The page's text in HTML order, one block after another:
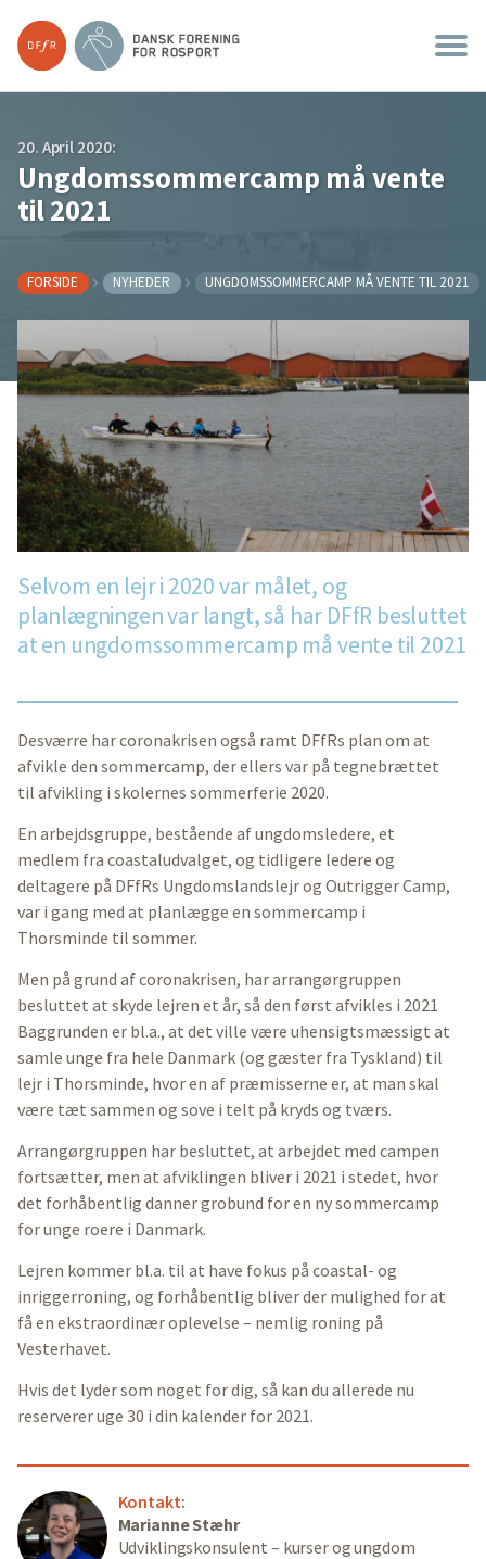
20. April 2020:
Ungdomssommercamp må vente
til 2021
FORSIDE NYHEDER UNGDOMSSOMMERCAMP MÅ VENTE TIL 2021
Selvom en lejr i 2020 var målet, og
planlægningen var langt, så har DFfR besluttet
at en ungdomssommercamp må vente til 2021
Desværre har coronakrisen også ramt DFfRs plan om at
afvikle den sommercamp, der ellers var på tegnebrættet
til afvikling i skolernes sommerferie 2020.
En arbejdsgruppe, bestående af ungdomsledere, et
medlem fra coastaludvalget, og tidligere ledere og
deltagere på DFfRs Ungdomslandslejr og Outrigger Camp,
var i gang med at planlægge en sommercamp i
Thorsminde til sommer.
Men på grund af coronakrisen, har arrangørgruppen
besluttet at skyde lejren et år, så den først afvikles i 2021
Baggrunden er bl.a., at det ville være uhensigtsmæssigt at
samle unge fra hele Danmark (og gæster fra Tyskland) til
lejr i Thorsminde, hvor en af præmisserne er, at man skal
være tæt sammen og sove i telt på kryds og tværs.
Arrangørgruppen har besluttet, at arbejdet med campen
fortsætter, men at afviklingen bliver i 2021 i stedet, hvor
det forhåbentlig danner grobund for en ny sommercamp
for unge roere i Danmark.
Lejren kommer bl.a. til at have fokus på coastal- og
inriggerroning, og forhåbentlig bliver der mulighed for at
få en ekstraordinær oplevelse – nemlig roning på
Vesterhavet.
Hvis det lyder som noget for dig, så kan du allerede nu
reserverer uge 30 i din kalender for 2021.
Kontakt:
Marianne Stæhr
Udviklingskonsulent – kurser og ungdom